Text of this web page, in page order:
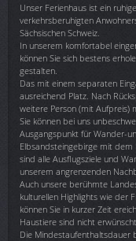
Unser Ferienhaus ist ein
verkehrsberuhigten
Sächsischen Schweiz.
In unserem komfortabel
können Sie sich bestens
gestalten.
Das mit einem separaten
ausreichend Platz. Nach
weitere Person (mit Aufpreis)
Sie können bei uns
Ausgangspunkt für Wander-
Elbsandsteingebirge mit
sind alle Ausflugsziele und
unserem angrenzenden
Auch unsere berühmte
kulturellen Highlights wie der
können Sie in kurzer Zeit
Haustiere sind nicht erwünscht.
Die Mindestaufenthaltsdauer